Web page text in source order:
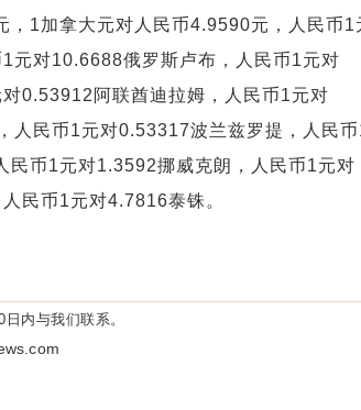
1加拿大元对人民币4.9590元，人民币1
元对10.6688俄罗斯卢布，人民币1元对
0.53912阿联酋迪拉姆，人民币1元对
人民币1元对0.53317波兰兹罗提，人民
币1元对1.3592挪威克朗，人民币1元对
民币1元对4.7816泰铢。
内与我们联系。